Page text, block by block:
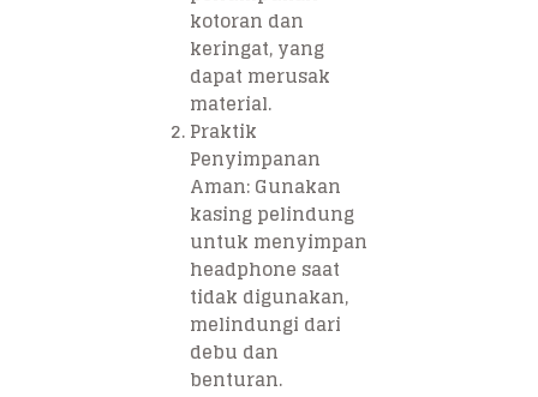
kotoran dan
keringat, yang
dapat merusak
material.
Praktik
Penyimpanan
Aman: Gunakan
kasing pelindung
untuk menyimpan
headphone saat
tidak digunakan,
melindungi dari
debu dan
benturan.